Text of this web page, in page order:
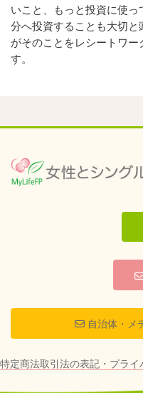
いこと、もっと投資に使
分へ投資することも大切と
がそのことをレシートワ
す。
自治体・メ
特定商法取引法の表記・プライ